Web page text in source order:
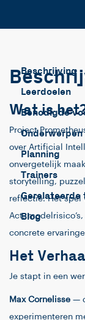
Beschrijving
Leerdoelen
Benodigde
Onderwerpen
Planning
Trainers
Gerelateerde
Blog
Wat is
Project
over Artificial
onvergetelijk
storytelling,
reflectie. Het spel
Act,
concrete
Het
Je stapt in een
Max Cornelisse —
experimenteren